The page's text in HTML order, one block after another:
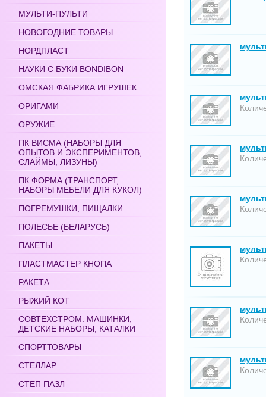
МУЛЬТИ-ПУЛЬТИ
НОВОГОДНИЕ ТОВАРЫ
НОРДПЛАСТ
НАУКИ С БУКИ BONDIBON
ОМСКАЯ ФАБРИКА ИГРУШЕК
ОРИГАМИ
ОРУЖИЕ
ПК ВИСМА (НАБОРЫ ДЛЯ
ОПЫТОВ И ЭКСПЕРИМЕНТОВ,
СЛАЙМЫ, ЛИЗУНЫ)
ПК ФОРМА (ТРАНСПОРТ,
НАБОРЫ МЕБЕЛИ ДЛЯ КУКОЛ)
ПОГРЕМУШКИ, ПИЩАЛКИ
ПОЛЕСЬЕ (БЕЛАРУСЬ)
ПАКЕТЫ
ПЛАСТМАСТЕР КНОПА
РАКЕТА
РЫЖИЙ КОТ
СОВТЕХСТРОМ: МАШИНКИ,
ДЕТСКИЕ НАБОРЫ, КАТАЛКИ
СПОРТТОВАРЫ
СТЕЛЛАР
СТЕП ПАЗЛ